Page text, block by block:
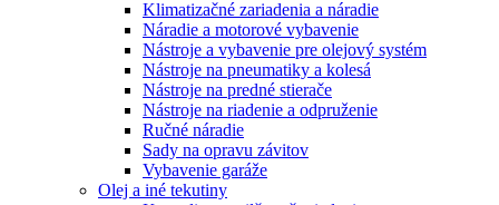
Klimatizačné zariadenia a náradie
Náradie a motorové vybavenie
Nástroje a vybavenie pre olejový systém
Nástroje na pneumatiky a kolesá
Nástroje na predné stierače
Nástroje na riadenie a odpruženie
Ručné náradie
Sady na opravu závitov
Vybavenie garáže
Olej a iné tekutiny